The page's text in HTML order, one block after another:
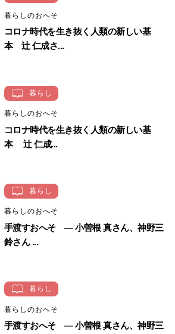
暮らしのおへそ
コロナ時代を生き抜く人類の新しい基
本 辻 仁成さ...
暮らし
暮らしのおへそ
コロナ時代を生き抜く人類の新しい基
本 辻 仁成...
暮らし
暮らしのおへそ
手渡すおへそ ― 小曽根 真さん、神野三
鈴さん ...
暮らし
暮らしのおへそ
手渡すおへそ ― 小曽根 真さん、神野三